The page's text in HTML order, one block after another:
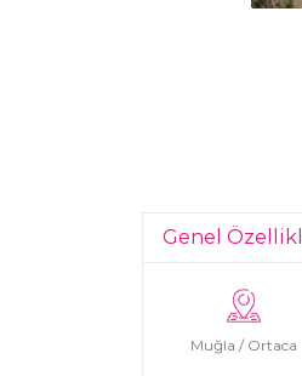
Genel
Muğla / Ortaca